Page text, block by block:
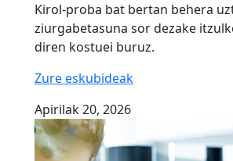
Kirol-proba bat bertan behera
ziurgabetasuna sor dezake
diren kostuei buruz.
Zure eskubideak
Apirilak 20, 2026